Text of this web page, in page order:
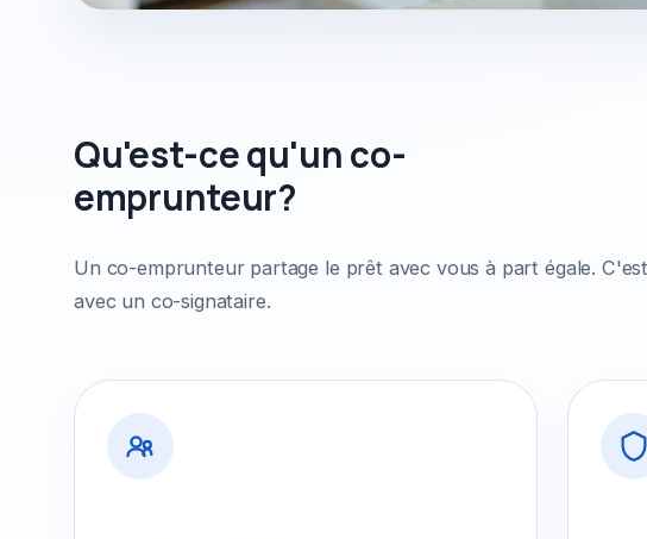
Qu'est-ce qu'un co-
emprunteur?
Un co-emprunteur partage le prêt avec vous à part égale.
avec un co-signataire.